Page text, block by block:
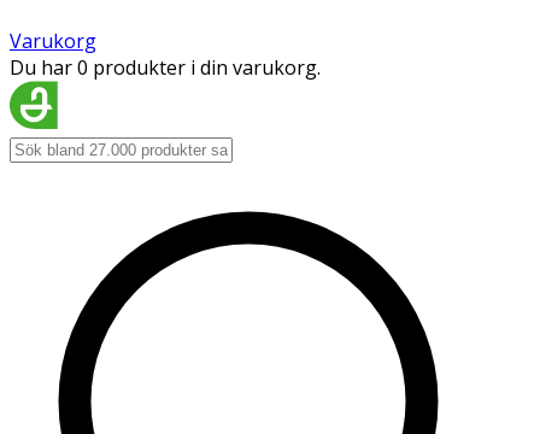
Varukorg
Du har 0 produkter i din varukorg.